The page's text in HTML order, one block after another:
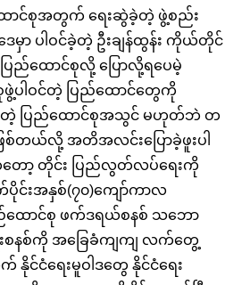
ောင်စုအတွက် ရေးဆွဲခဲ့တဲ့ ဖွဲ့စည်း
မှာ ပါဝင်ခဲ့တဲ့ ဦးချန်ထွန်း ကိုယ်တိုင်
ည်ထောင်စုလို့ ပြောလို့ရပေမဲ့
ပါဝင်တဲ့ ပြည်ထောင်တွေကို
တဲ့ ပြည်ထောင်စုအသွင် မဟုတ်ဘဲ တ
စ်တယ်လို့ အတိအလင်းပြောခဲ့ဖူးပါ
ာ့ တိုင်း ပြည်လွတ်လပ်ရေးကို
ပိုင်းအနှစ်(၇၀)ကျော်ကာလ
ထောင်စု ဖက်ဒရယ်စနစ် သဘော
စနစ်ကို အခြေခံကျကျ လက်တွေ့
င်ငံရေးမူဝါဒတွေ နိုင်ငံရေး